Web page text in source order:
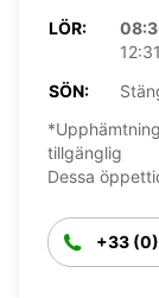
LÖR:
SÖN:
tillgänglig
Dessa
+33